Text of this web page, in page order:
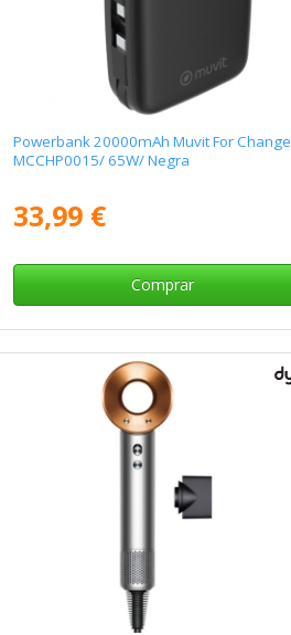
Powerbank 20000mAh Muvit For Change
MCCHP0015/ 65W/ Negra
33,99 €
Comprar